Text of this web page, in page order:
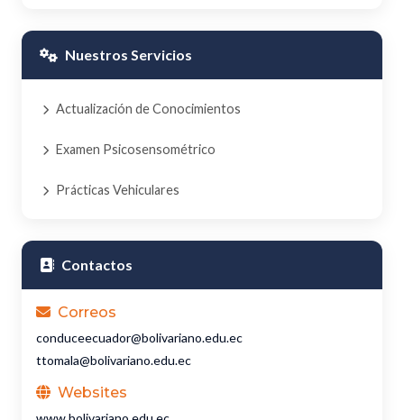
Nuestros Servicios
Actualización de Conocimientos
Examen Psicosensométrico
Prácticas Vehiculares
Contactos
Correos
conduceecuador@bolivariano.edu.ec
ttomala@bolivariano.edu.ec
Websites